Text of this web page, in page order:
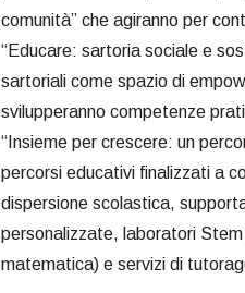
comunità” che agiranno per
“Educare: sartoria sociale e
sartoriali come spazio di
svilupperanno competenze
“Insieme per crescere: un
percorsi educativi finalizzati a
dispersione scolastica,
personalizzate, laboratori
matematica) e servizi di